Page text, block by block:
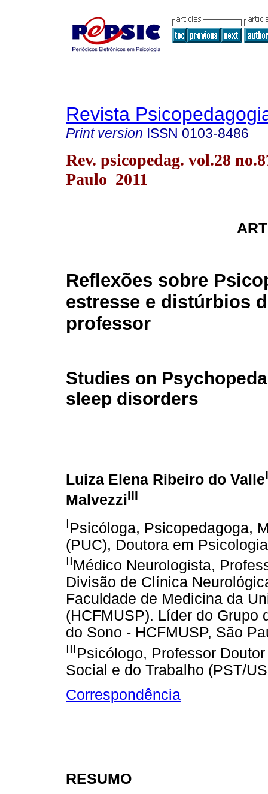
Revista
Print version ISSN 0103-8486
Rev. psicopedag. vol.28
Paulo 2011
Reflexões sobre
estresse e distúrbios
professor
Studies on
sleep disorders
Luiza Elena Ribeiro do ValleI
MalvezziIII
IPsicóloga, Psicopedagoga,
(PUC), Doutora em
IIMédico Neurologista,
Divisão de Clínica
Faculdade de Medicina da
(HCFMUSP). Líder do Grupo
do Sono - HCFMUSP, São
IIIPsicólogo, Professor
Social e do Trabalho (PST/
Correspondência
RESUMO